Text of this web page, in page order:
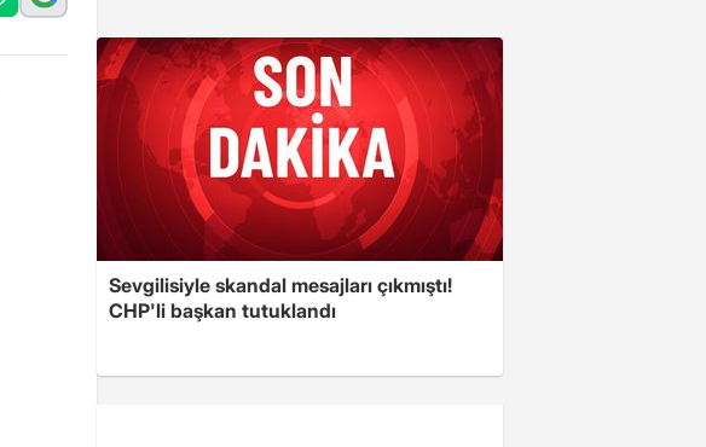
Sevgilisiyle skandal mesajları çıkmıştı!
CHP'li başkan tutuklandı